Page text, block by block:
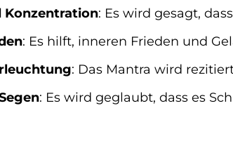
Konzentration: Es wird gesagt,
: Es hilft, inneren Frieden und
: Das Mantra wird
: Es wird geglaubt, dass es